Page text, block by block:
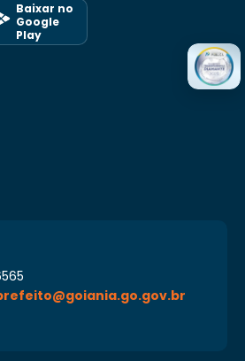
Baixar no
Google
Play